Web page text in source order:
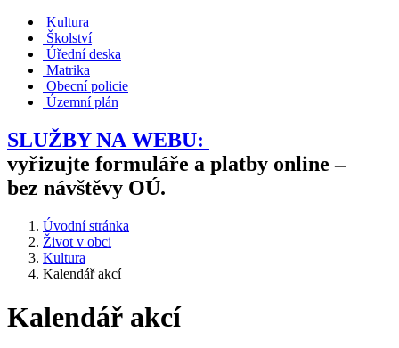
Kultura
Školství
Úřední deska
Matrika
Obecní policie
Územní plán
SLUŽBY NA WEBU:
vyřizujte formuláře a platby online –
bez návštěvy OÚ.
Úvodní stránka
Život v obci
Kultura
Kalendář akcí
Kalendář akcí